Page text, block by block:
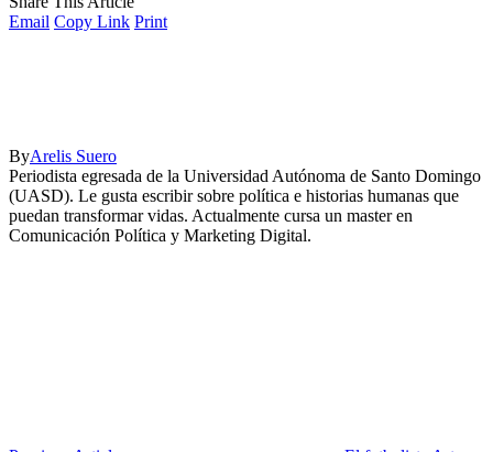
Email Copy Link Print
ByArelis Suero
Periodista egresada de la Universidad Autónoma de Santo Domingo
(UASD). Le gusta escribir sobre política e historias humanas que
puedan transformar vidas. Actualmente cursa un master en
Comunicación Política y Marketing Digital.